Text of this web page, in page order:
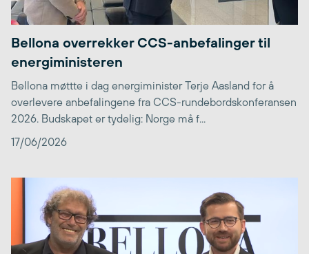
Bellona overrekker CCS-anbefalinger til
energiministeren
Bellona møttte i dag energiminister Terje Aasland for å
overlevere anbefalingene fra CCS-rundebordskonferansen
2026. Budskapet er tydelig: Norge må f...
17/06/2026